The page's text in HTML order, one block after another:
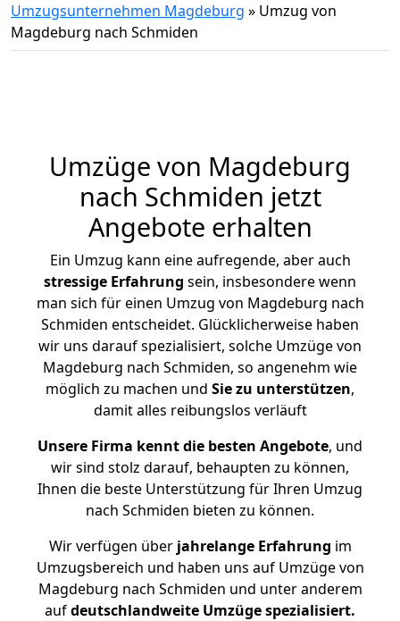
Umzugsunternehmen Magdeburg » Umzug von
Magdeburg nach Schmiden
Umzüge von Magdeburg
nach Schmiden jetzt
Angebote erhalten
Ein Umzug kann eine aufregende, aber auch
stressige Erfahrung sein, insbesondere wenn
man sich für einen Umzug von Magdeburg nach
Schmiden entscheidet. Glücklicherweise haben
wir uns darauf spezialisiert, solche Umzüge von
Magdeburg nach Schmiden, so angenehm wie
möglich zu machen und Sie zu unterstützen,
damit alles reibungslos verläuft
Unsere Firma kennt die besten Angebote, und
wir sind stolz darauf, behaupten zu können,
Ihnen die beste Unterstützung für Ihren Umzug
nach Schmiden bieten zu können.
Wir verfügen überjahrelange Erfahrung im
Umzugsbereich und haben uns auf Umzüge von
Magdeburg nach Schmiden und unter anderem
aufdeutschlandweite Umzüge spezialisiert.